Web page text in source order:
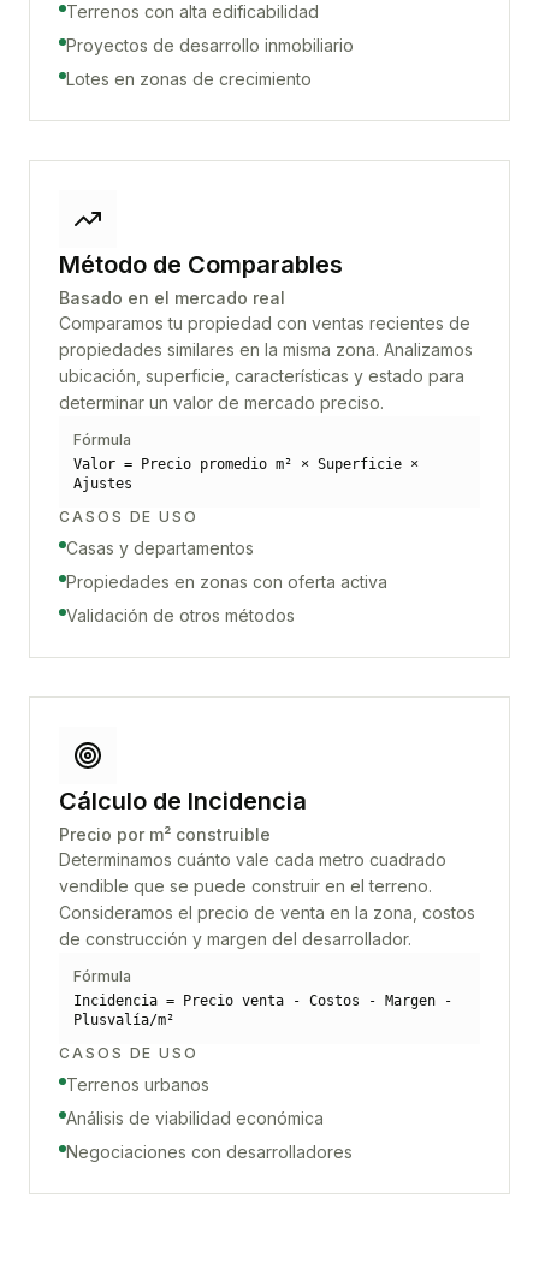
Terrenos con alta edificabilidad
Proyectos de desarrollo inmobiliario
Lotes en zonas de crecimiento
Método de Comparables
Basado en el mercado real
Comparamos tu propiedad con ventas recientes de
propiedades similares en la misma zona. Analizamos
ubicación, superficie, características y estado para
determinar un valor de mercado preciso.
Fórmula
Valor = Precio promedio m² × Superficie ×
Ajustes
CASOS DE USO
Casas y departamentos
Propiedades en zonas con oferta activa
Validación de otros métodos
Cálculo de Incidencia
Precio por m² construible
Determinamos cuánto vale cada metro cuadrado
vendible que se puede construir en el terreno.
Consideramos el precio de venta en la zona, costos
de construcción y margen del desarrollador.
Fórmula
Incidencia = Precio venta - Costos - Margen -
Plusvalía/m²
CASOS DE USO
Terrenos urbanos
Análisis de viabilidad económica
Negociaciones con desarrolladores